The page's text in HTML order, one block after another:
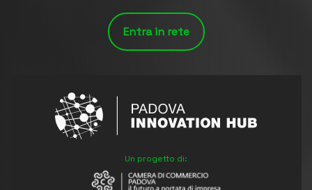
Entra in rete
Un progetto di: